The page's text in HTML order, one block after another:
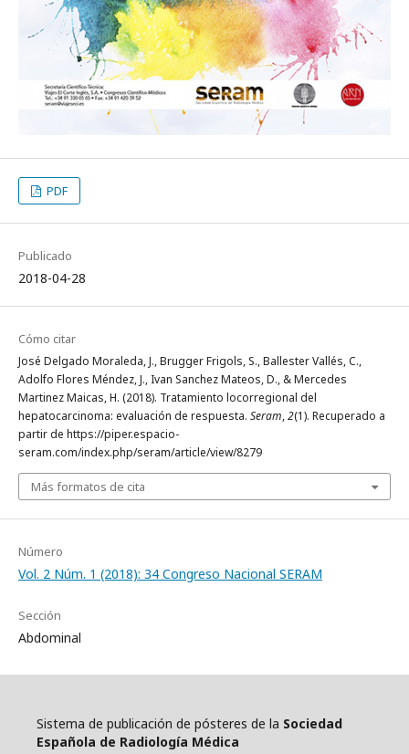
PDF
Publicado
2018-04-28
Cómo citar
José Delgado Moraleda, J., Brugger Frigols, S., Ballester Vallés, C.,
Adolfo Flores Méndez, J., Ivan Sanchez Mateos, D., & Mercedes
Martinez Maicas, H. (2018). Tratamiento locorregional del
hepatocarcinoma: evaluación de respuesta. Seram,2(1). Recuperado a
partir de https://piper.espacio-
seram.com/index.php/seram/article/view/8279
Más formatos de cita
Número
Vol. 2 Núm. 1 (2018): 34 Congreso Nacional SERAM
Sección
Abdominal
Sistema de publicación de pósteres de la Sociedad
Española de Radiología Médica